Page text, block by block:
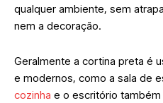
qualquer ambiente, sem
nem a decoração.
Geralmente a cortina preta é
e modernos, como a sala de
cozinha e o escritório